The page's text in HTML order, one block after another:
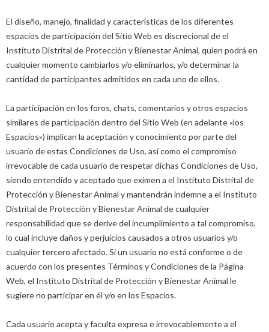
El diseño, manejo, finalidad y características de los diferentes
espacios de participación del Sitio Web es discrecional de el
Instituto Distrital de Protección y Bienestar Animal, quien podrá en
cualquier momento cambiarlos y/o eliminarlos, y/o determinar la
cantidad de participantes admitidos en cada uno de ellos.
La participación en los foros, chats, comentarios y otros espacios
similares de participación dentro del Sitio Web (en adelante «los
Espacios») implican la aceptación y conocimiento por parte del
usuario de estas Condiciones de Uso, así como el compromiso
irrevocable de cada usuario de respetar dichas Condiciones de Uso,
siendo entendido y aceptado que eximen a el Instituto Distrital de
Protección y Bienestar Animal y mantendrán indemne a el Instituto
Distrital de Protección y Bienestar Animal de cualquier
responsabilidad que se derive del incumplimiento a tal compromiso,
lo cual incluye daños y perjuicios causados a otros usuarios y/o
cualquier tercero afectado. Si un usuario no está conforme o de
acuerdo con los presentes Términos y Condiciones de la Página
Web, el Instituto Distrital de Protección y Bienestar Animal le
sugiere no participar en él y/o en los Espacios.
Cada usuario acepta y faculta expresa e irrevocablemente a el